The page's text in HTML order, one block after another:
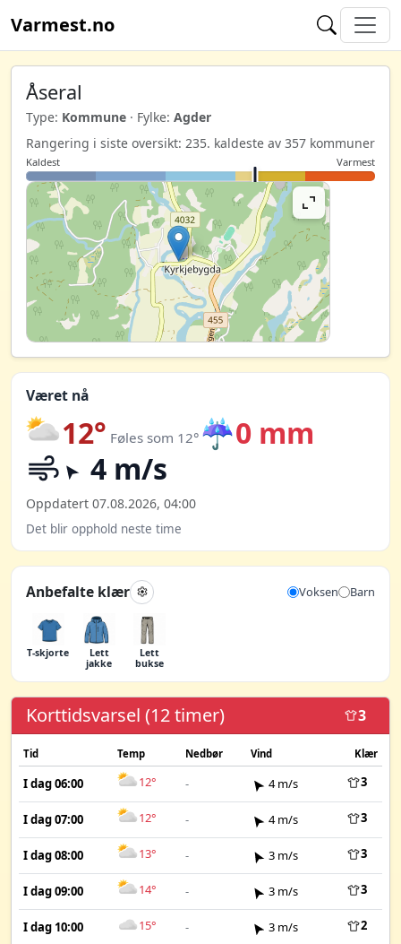
Varmest.no
Åseral
Type: Kommune · Fylke: Agder
Rangering i siste oversikt: 235. kaldeste av 357 kommuner
Kaldest Varmest
Været nå
12° Føles som 12° ☔0 mm
4 m/s
Oppdatert 07.08.2026, 04:00
Det blir opphold neste time
Anbefalte klær Voksen Barn
T-skjorte
Lett
jakke
Lett
bukse
Korttidsvarsel (12 timer) 3
Tid Temp Nedbør Vind Klær
I dag 06:00 12° - 4 m/s 3
I dag 07:00 12° - 4 m/s 3
I dag 08:00 13° - 3 m/s 3
I dag 09:00 14° - 3 m/s 3
I dag 10:00 15° - 3 m/s 2